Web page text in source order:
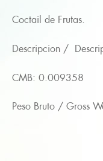
Coctail de Frutas.
Descripcion /
CMB: 0.009358
Peso Bruto / Gross